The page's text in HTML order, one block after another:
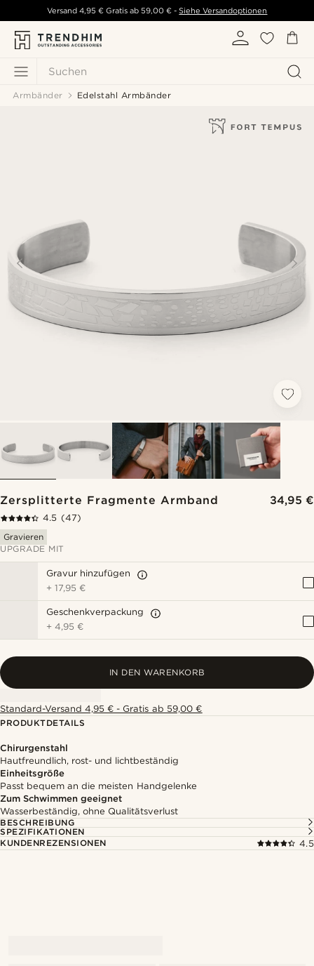
Suchen
Versand 4,95 € Gratis ab 59,00 € - Siehe Versandoptionen
Armbänder Edelstahl Armbänder
Zersplitterte Fragmente Armband 34,95 €
4.5 (47)
Gravieren
UPGRADE MIT
Gravur hinzufügen
+17,95 €
Geschenkverpackung
+4,95 €
IN DEN WARENKORB
Standard-Versand 4,95 € - Gratis ab 59,00 €
PRODUKTDETAILS
Chirurgenstahl
Hautfreundlich, rost- und lichtbeständig
Einheitsgröße
Passt bequem an die meisten Handgelenke
Zum Schwimmen geeignet
Wasserbeständig, ohne Qualitätsverlust
BESCHREIBUNG
SPEZIFIKATIONEN
KUNDENREZENSIONEN
4.5